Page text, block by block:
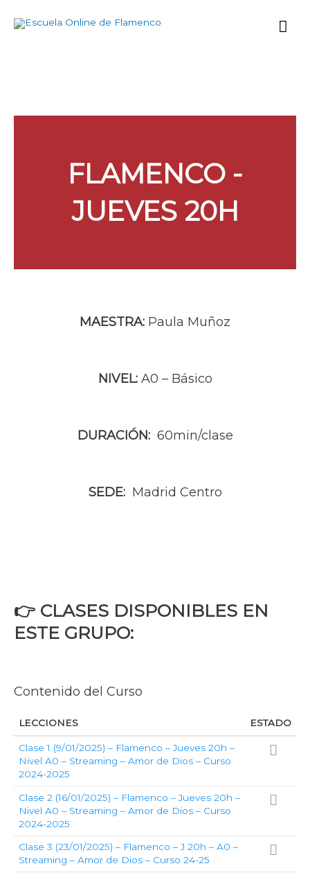
FLAMENCO -
JUEVES 20H
MAESTRA: Paula Muñoz
NIVEL:A0 – Básico
DURACIÓN:60min/clase
SEDE:Madrid Centro
👉 CLASES DISPONIBLES EN
ESTE GRUPO:
Contenido del Curso
LECCIONES ESTADO
Clase 1 (9/01/2025) – Flamenco – Jueves 20h –
Nivel A0 – Streaming – Amor de Dios – Curso
2024-2025
Clase 2 (16/01/2025) – Flamenco – Jueves 20h –
Nivel A0 – Streaming – Amor de Dios – Curso
2024-2025
Clase 3 (23/01/2025) – Flamenco – J 20h – A0 –
Streaming – Amor de Dios – Curso 24-25